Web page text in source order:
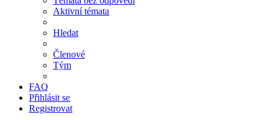
Aktivní témata
Hledat
Členové
Tým
FAQ
Přihlásit se
Registrovat